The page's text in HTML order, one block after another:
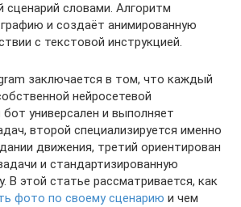
словами. Алгоритм
и создаёт анимированную
с текстовой инструкцией.
заключается в том, что каждый
нейросетевой
бот универсален и выполняет
второй специализируется именно
движения, третий ориентирован
и стандартизированную
В этой статье рассматривается, как
фото по своему сценарию и чем